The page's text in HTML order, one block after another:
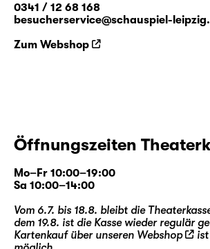
0341 / 12 68 168
besucherservice@schauspiel-
Zum Webshop
Öffnungszeiten
Mo–Fr 10:00–19:00
Sa 10:00–14:00
Vom 6.7. bis 18.8. bleibt die
dem 19.8. ist die Kasse wieder regulär
Kartenkauf über unseren Webshop